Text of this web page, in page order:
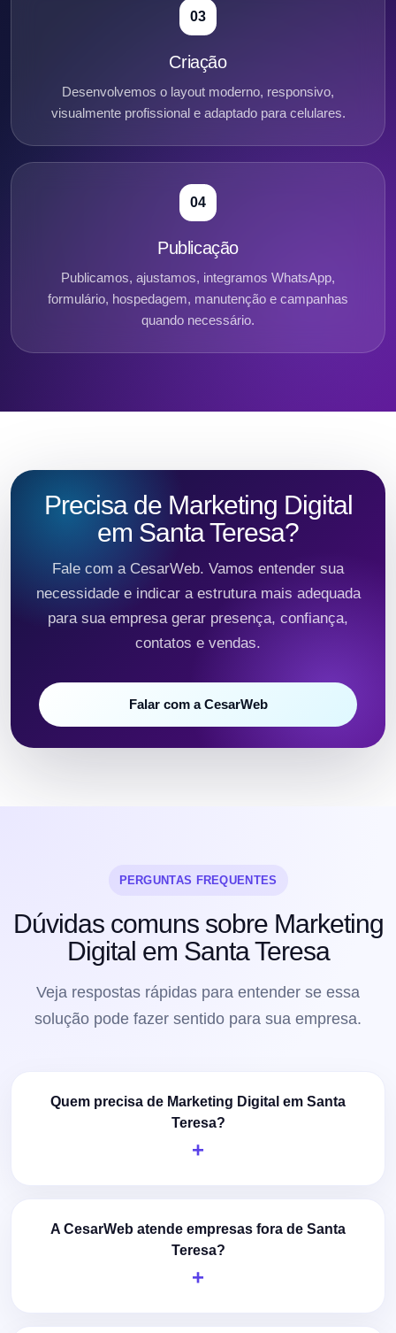
03
Criação
Desenvolvemos o layout moderno, responsivo,
visualmente profissional e adaptado para celulares.
04
Publicação
Publicamos, ajustamos, integramos WhatsApp,
formulário, hospedagem, manutenção e campanhas
quando necessário.
Precisa de Marketing Digital
em Santa Teresa?
Fale com a CesarWeb. Vamos entender sua
necessidade e indicar a estrutura mais adequada
para sua empresa gerar presença, confiança,
contatos e vendas.
Falar com a CesarWeb
PERGUNTAS FREQUENTES
Dúvidas comuns sobre Marketing
Digital em Santa Teresa
Veja respostas rápidas para entender se essa
solução pode fazer sentido para sua empresa.
Quem precisa de Marketing Digital em Santa
Teresa?
A CesarWeb atende empresas fora de Santa
Teresa?